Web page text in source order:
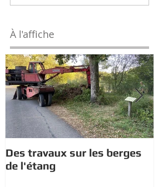
À l'affiche
Des travaux sur les berges
de l'étang